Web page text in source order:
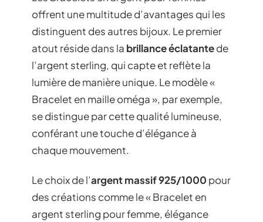
offrent une multitude d’avantages qui les
distinguent des autres bijoux. Le premier
atout réside dans la brillance éclatantede
l’argent sterling, qui capte et reflète la
lumière de manière unique. Le modèle «
Bracelet en maille oméga », par exemple,
se distingue par cette qualité lumineuse,
conférant une touche d’élégance à
chaque mouvement.
Le choix de l’argent massif 925/1000 pour
des créations comme le « Bracelet en
argent sterling pour femme, élégance